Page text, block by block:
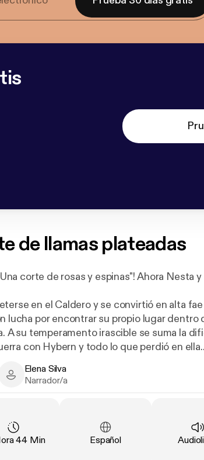
de llamas plateadas
corte de rosas y espinas"! Ahora Nesta
en el Caldero y se convirtió en alta
lucha por encontrar su propio lugar dentro
A su temperamento irascible se suma la
con Hybern y todo lo que perdió en ella.
Nesta y entre ellos se enciende el más
guerra, Nesta y Cassian deberán
los que acechan en el exterior, y buscarán
Elena Silva - Narrator
Elena Silva
Narrador/a
:44 Min Idioma:
Español Tipo: